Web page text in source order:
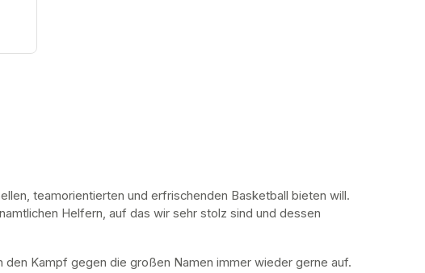
teamorientierten und erfrischenden Basketball bieten will.
Helfern, auf das wir sehr stolz sind und dessen
Kampf gegen die großen Namen immer wieder gerne auf.